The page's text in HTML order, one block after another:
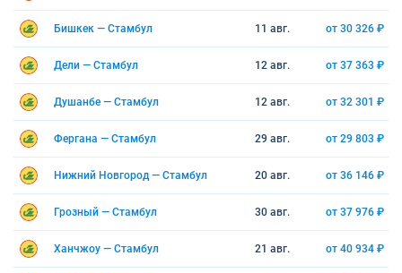
Бишкек — Стамбул 11 авг. от 30 326 ₽
Дели — Стамбул 12 авг. от 37 363 ₽
Душанбе — Стамбул 12 авг. от 32 301 ₽
Фергана — Стамбул 29 авг. от 29 803 ₽
Нижний Новгород — Стамбул 20 авг. от 36 146 ₽
Грозный — Стамбул 30 авг. от 37 976 ₽
Ханчжоу — Стамбул 21 авг. от 40 934 ₽